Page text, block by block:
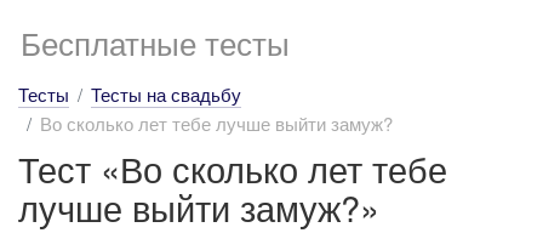
Бесплатные тесты
Тесты
Тесты на свадьбу
Во сколько лет тебе лучше выйти замуж?
Тест «Во сколько лет тебе
лучше выйти замуж?»